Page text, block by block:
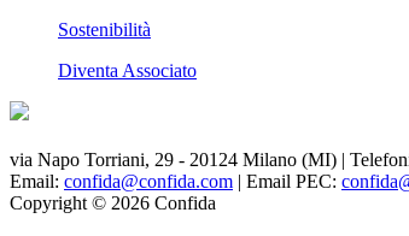
Sostenibilità
Diventa Associato
via Napo Torriani, 29 - 20124 Milano (MI) |
Email: confida@confida.com | Email PEC:
Copyright © 2026 Confida